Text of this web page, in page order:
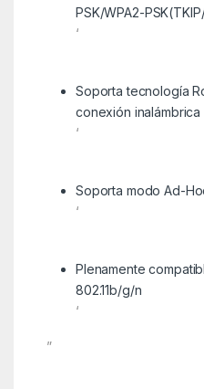
PSK/WPA2-
‘
Soporta tecnología
conexión inalámbrica
‘
Soporta modo Ad-
‘
Plenamente
802.11b/g/n
‘
”